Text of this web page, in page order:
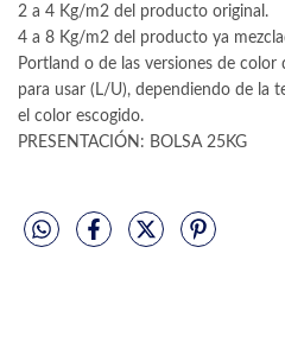
2 a 4 Kg/m2 del producto original.
4 a 8 Kg/m2 del producto ya
Portland o de las versiones de color
para usar (L/U), dependiendo de la
el color escogido.
PRESENTACIÓN: BOLSA 25KG